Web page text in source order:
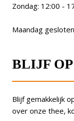
Zondag: 12:00 -
Maandag gesloten
BLIJF
Blijf gemakkelijk
over onze thee,